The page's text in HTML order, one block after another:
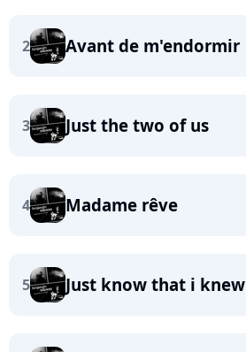
2 Avant de m'endormir
3 Just the two of us
4 Madame rêve
5 Just know that i knew